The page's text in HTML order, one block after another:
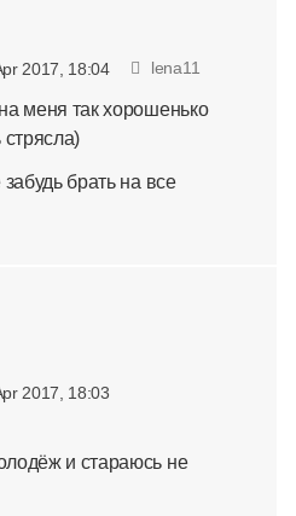
2017, 18:04 lena11
меня так хорошенько
стрясла)
брать на все
2017, 18:03
и стараюсь не